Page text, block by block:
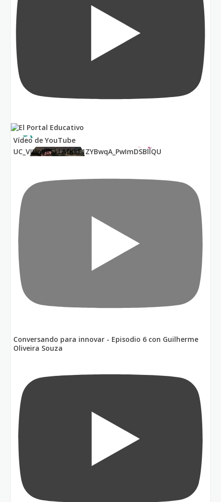
Vídeo de YouTube
UC_VIUnVRSkLAfKkF1ZYBwqA_PwImDSBllQU
Conversando para innovar - Episodio 6 con Guilherme
Oliveira Souza